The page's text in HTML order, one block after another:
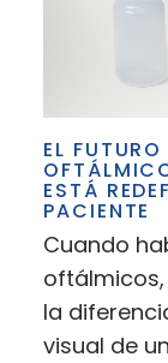
EL
ESTÁ
PACIENTE
Cuando
la
visual de